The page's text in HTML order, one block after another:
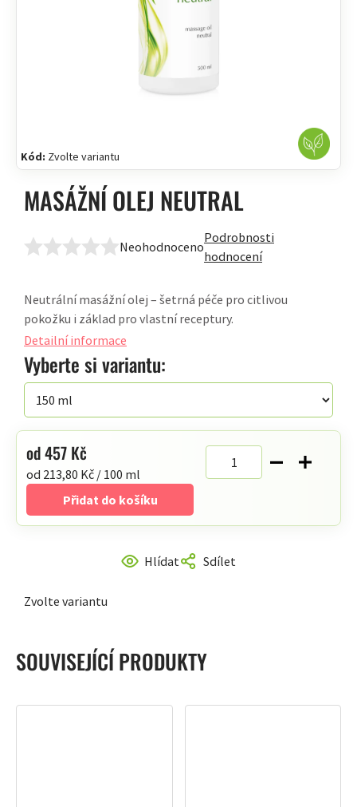
Kód: Zvolte variantu
MASÁŽNÍ OLEJ NEUTRAL
Průměrné
produktu
z
5
hvězdiček.
Neohodnoceno
Podrobnosti
hodnocení
Zvolte variantu
Vyberte si variantu:
Neutrální masážní olej – šetrná péče pro citlivou
pokožku i základ pro vlastní receptury.
Detailní informace
Hlídat Sdílet
od457 Kč
Měrná
cena:
od 213,80 Kč / 100 ml
Přidat do košíku
SOUVISEJÍCÍ PRODUKTY